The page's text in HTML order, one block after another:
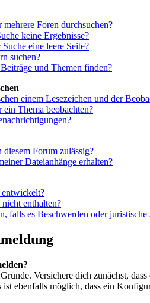
Foren durchsuchen?
keine Ergebnisse?
eine leere Seite?
suchen?
und Themen finden?
einem Lesezeichen und der
Thema beobachten?
Forum zulässig?
Dateianhänge erhalten?
entwickelt?
enthalten?
falls es Beschwerden oder
Versichere dich zunächst,
ist ebenfalls möglich, dass ein